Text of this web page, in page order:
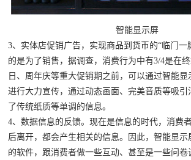
智能显示屏
3、实体店促销广告，实现商品到货币的“临门一
的是为了销售，据调查，消费行为中有3/4是在
日、周年庆等重大促销期之前，可以通过智能
进行大力宣传，通过动态画面、完美音质等吸
了传统纸质等单调的信息。
4、数据信息的反馈。现在是信息的时代，消费
后离开，都会产生相关的信息。因此，智能显
的软件，跟消费者做一些互动、甚至是一些问卷